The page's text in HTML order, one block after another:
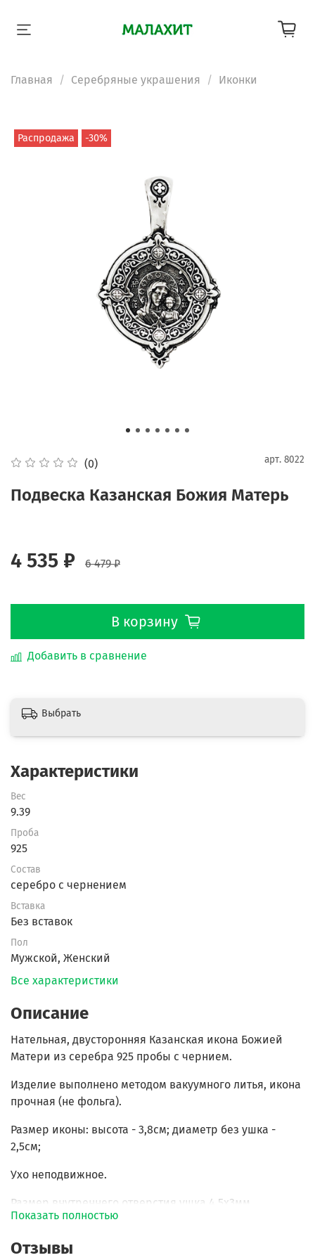
Главная Серебряные украшения Иконки
Распродажа -30%
(0) арт. 8022
Подвеска Казанская Божия Матерь
4 535 ₽ 6 479 ₽
В корзину
Добавить в сравнение
Выбрать
Характеристики
Вес
9.39
Проба
925
Состав
серебро с чернением
Вставка
Без вставок
Пол
Мужской, Женский
Все характеристики
Описание
Нательная, двусторонняя Казанская икона Божией
Матери из серебра 925 пробы с чернием.
Изделие выполнено методом вакуумного литья, икона
прочная (не фольга).
Размер иконы: высота - 3,8см; диаметр без ушка -
2,5см;
Ухо неподвижное.
Размер внутреннего отверстия ушка 4,5х3мм.
Показать полностью
Отзывы